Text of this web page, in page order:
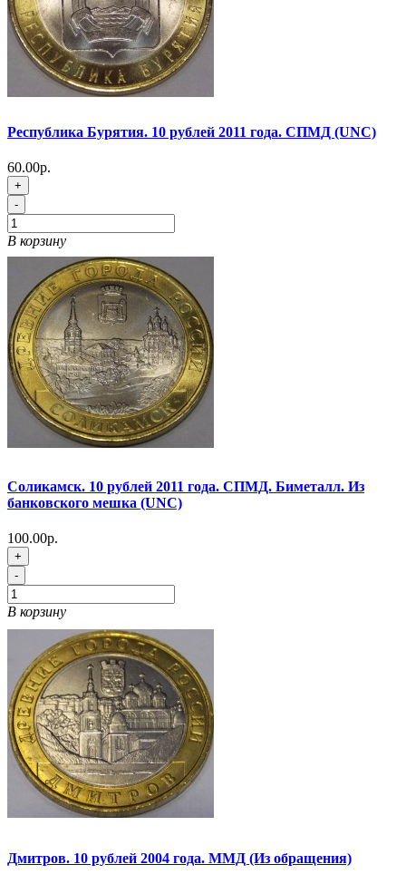
Республика Бурятия. 10 рублей 2011 года. СПМД (UNC)
60.00р.
+
-
В корзину
Соликамск. 10 рублей 2011 года. СПМД. Биметалл. Из
банковского мешка (UNC)
100.00р.
+
-
В корзину
Дмитров. 10 рублей 2004 года. ММД (Из обращения)